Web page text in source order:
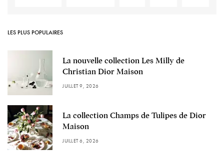
LES PLUS POPULAIRES
La nouvelle collection Les Milly de
Christian Dior Maison
JUILLET 9, 2026
La collection Champs de Tulipes de Dior
Maison
JUILLET 6, 2026